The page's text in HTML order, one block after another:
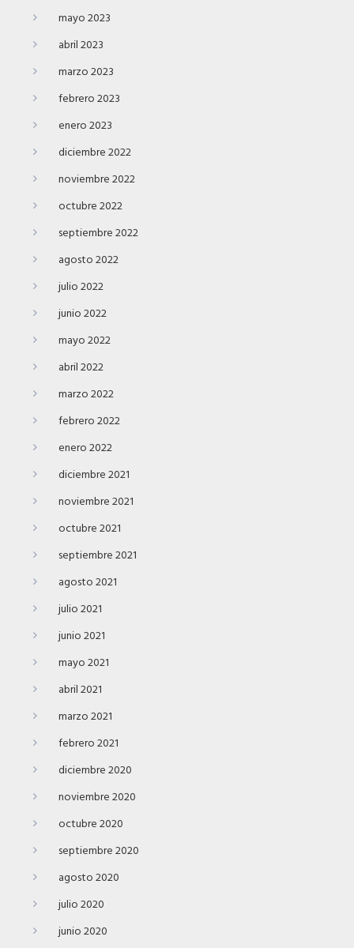
mayo 2023
abril 2023
marzo 2023
febrero 2023
enero 2023
diciembre 2022
noviembre 2022
octubre 2022
septiembre 2022
agosto 2022
julio 2022
junio 2022
mayo 2022
abril 2022
marzo 2022
febrero 2022
enero 2022
diciembre 2021
noviembre 2021
octubre 2021
septiembre 2021
agosto 2021
julio 2021
junio 2021
mayo 2021
abril 2021
marzo 2021
febrero 2021
diciembre 2020
noviembre 2020
octubre 2020
septiembre 2020
agosto 2020
julio 2020
junio 2020